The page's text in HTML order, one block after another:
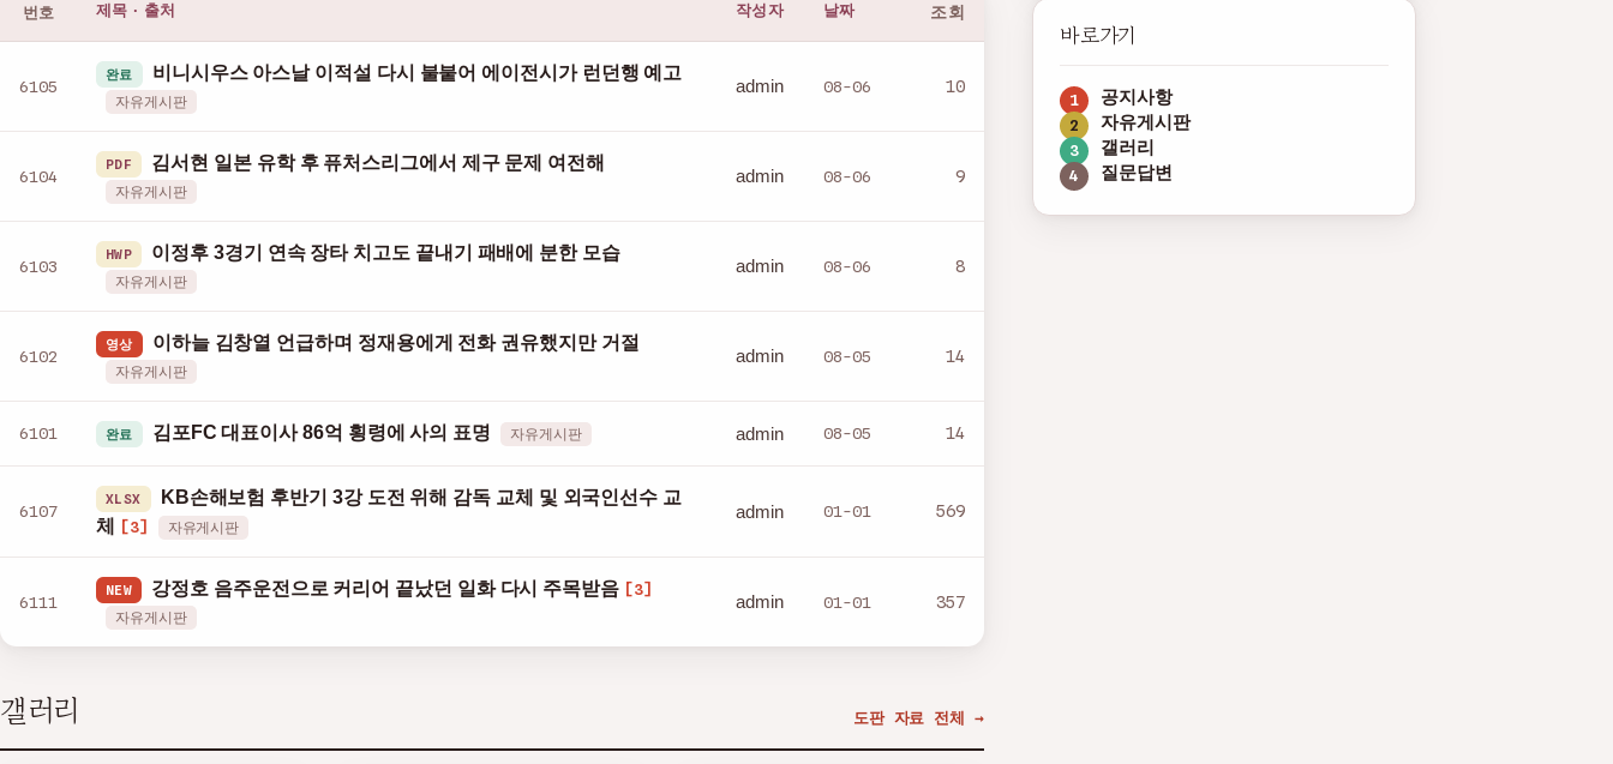
번호 제목 · 출처 작성자 날짜 조회
6105
완료 비니시우스 아스날 이적설 다시 불붙어 에이전시가 런던행 예고
자유게시판
admin 08-06 10
6104
PDF 김서현 일본 유학 후 퓨처스리그에서 제구 문제 여전해
자유게시판
admin 08-06 9
6103
HWP 이정후 3경기 연속 장타 치고도 끝내기 패배에 분한 모습
자유게시판
admin 08-06 8
6102
영상 이하늘 김창열 언급하며 정재용에게 전화 권유했지만 거절
자유게시판
admin 08-05 14
6101 완료 김포FC 대표이사 86억 횡령에 사의 표명 자유게시판 admin 08-05 14
6107
XLSX
KB손해보험 후반기 3강 도전 위해 감독 교체 및 외국인선수 교
체
[3] 자유게시판
admin 01-01 569
6111
NEW 강정호 음주운전으로 커리어 끝났던 일화 다시 주목받음 [3]
자유게시판
admin 01-01 357
갤러리 도판 자료 전체 →
바로가기
공지사항
자유게시판
갤러리
질문답변